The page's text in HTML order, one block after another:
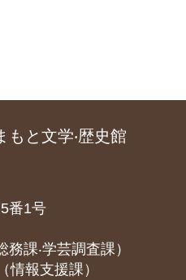
もと文学‧歴史館
番1号
課‧学芸調査課）
報支援課）